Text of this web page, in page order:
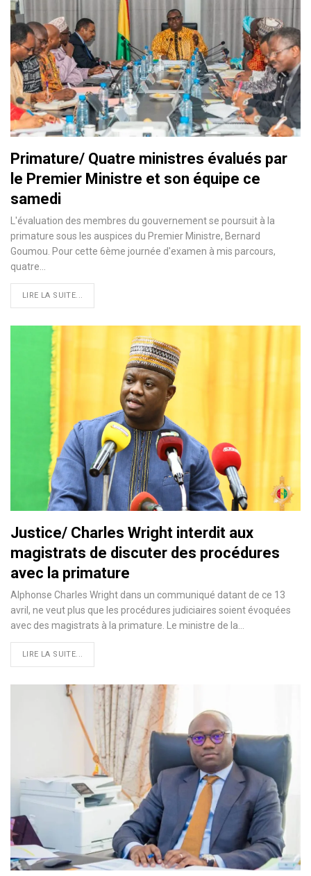
Primature/ Quatre ministres évalués par
le Premier Ministre et son équipe ce
samedi
L'évaluation des membres du gouvernement se poursuit à la
primature sous les auspices du Premier Ministre, Bernard
Goumou. Pour cette 6ème journée d'examen à mis parcours,
quatre…
LIRE LA SUITE...
Justice/ Charles Wright interdit aux
magistrats de discuter des procédures
avec la primature
Alphonse Charles Wright dans un communiqué datant de ce 13
avril, ne veut plus que les procédures judiciaires soient évoquées
avec des magistrats à la primature. Le ministre de la…
LIRE LA SUITE...